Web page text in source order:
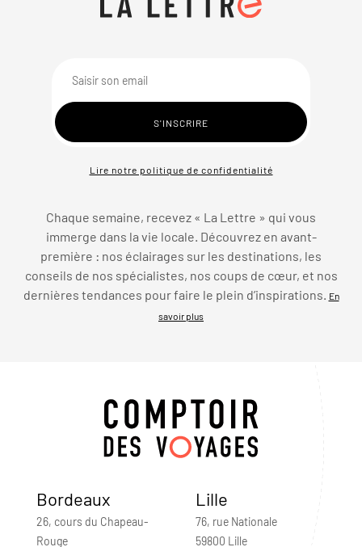
Lire notre politique de confidentialité
Chaque semaine, recevez « La Lettre » qui vous
immerge dans la vie locale. Découvrez en avant-
première : nos éclairages sur les destinations, les
conseils de nos spécialistes, nos coups de cœur, et nos
dernières tendances pour faire le plein d’inspirations.
En
savoir plus
Bordeaux
26, cours du Chapeau-
Rouge
Lille
76, rue Nationale
59800 Lille